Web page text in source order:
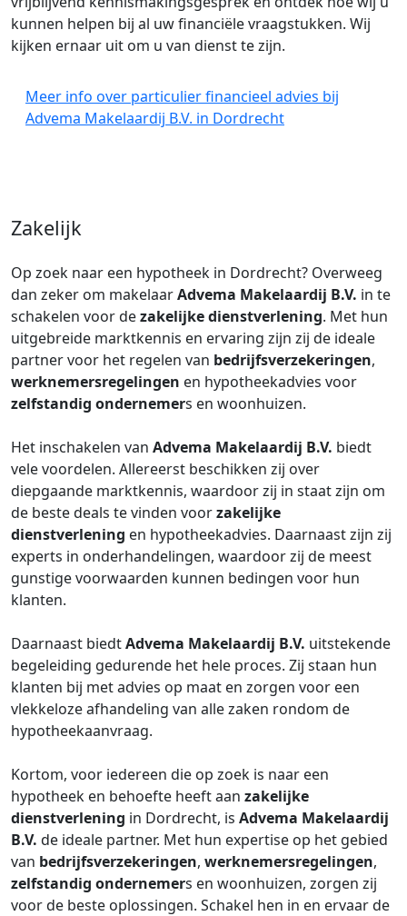
kunnen helpen bij al uw financiële vraagstukken. Wij
kijken ernaar uit om u van dienst te zijn.
Meer info over particulier financieel advies bij
Advema Makelaardij B.V. in Dordrecht
Zakelijk
Op zoek naar een hypotheek in Dordrecht? Overweeg
dan zeker om makelaarAdvema Makelaardij B.V. in te
schakelen voor dezakelijke dienstverlening. Met hun
uitgebreide marktkennis en ervaring zijn zij de ideale
partner voor het regelen van bedrijfsverzekeringen,
werknemersregelingen en hypotheekadvies voor
zelfstandig ondernemers en woonhuizen.
Het inschakelen van Advema Makelaardij B.V. biedt
vele voordelen. Allereerst beschikken zij over
diepgaande marktkennis, waardoor zij in staat zijn om
de beste deals te vinden voorzakelijke
dienstverlening en hypotheekadvies. Daarnaast zijn zij
experts in onderhandelingen, waardoor zij de meest
gunstige voorwaarden kunnen bedingen voor hun
klanten.
Daarnaast biedtAdvema Makelaardij B.V. uitstekende
begeleiding gedurende het hele proces. Zij staan hun
klanten bij met advies op maat en zorgen voor een
vlekkeloze afhandeling van alle zaken rondom de
hypotheekaanvraag.
Kortom, voor iedereen die op zoek is naar een
hypotheek en behoefte heeft aan zakelijke
dienstverlening in Dordrecht, is Advema Makelaardij
B.V. de ideale partner. Met hun expertise op het gebied
van bedrijfsverzekeringen, werknemersregelingen,
zelfstandig ondernemers en woonhuizen, zorgen zij
voor de beste oplossingen. Schakel hen in en ervaar de